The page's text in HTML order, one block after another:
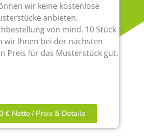
wir keine kostenlose
anbieten.
von mind. 10 Stück
wir Ihnen bei der nächsten
Preis für das Musterstück gut.
€ Netto / Preis & Details